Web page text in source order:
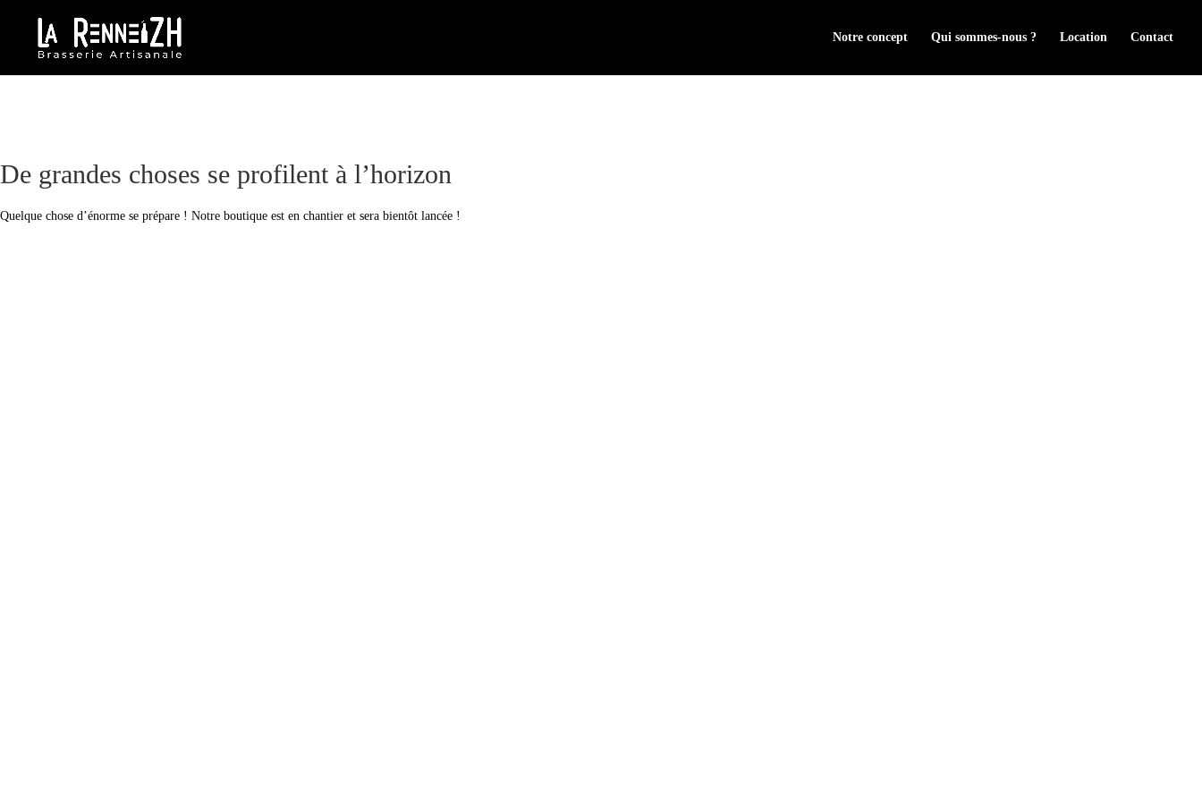
Notre concept Qui sommes-nous ? Location Contact
De grandes choses se profilent à l’horizon
Quelque chose d’énorme se prépare ! Notre boutique est en chantier et sera bientôt lancée !